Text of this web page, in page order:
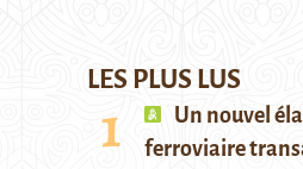
LES PLUS LUS
Un nouvel
ferroviaire